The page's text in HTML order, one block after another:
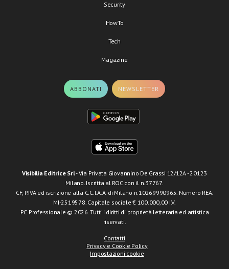
Security
HowTo
Tech
Magazine
ABBONATI NEWSLETTER
Visibilia Editrice Srl- Via Privata Giovannino De Grassi 12/12A - 20123
Milano. Iscritta al ROC con il n.37767.
CF, P.IVA ed iscrizione alla C.C.I.A.A. di Milano n.10269990965. Numero REA:
MI-2519578. Capitale sociale € 100.000,00 I.V.
PC Professionale © 2026. Tutti i diritti di proprietà letteraria ed artistica
riservati.
Contatti
Privacy e Cookie Policy
Impostazioni cookie